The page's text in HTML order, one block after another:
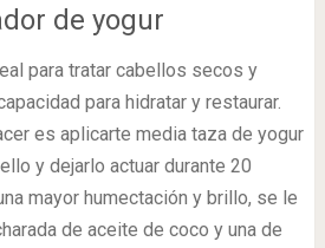
de yogur
para tratar cabellos secos y
para hidratar y restaurar.
es aplicarte media taza de yogur
y dejarlo actuar durante 20
mayor humectación y brillo, se le
de aceite de coco y una de